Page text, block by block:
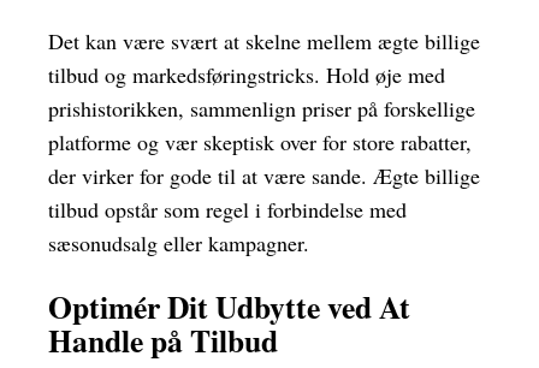
Det kan være svært at skelne mellem ægte billige
tilbud og markedsføringstricks. Hold øje med
prishistorikken, sammenlign priser på forskellige
platforme og vær skeptisk over for store rabatter,
der virker for gode til at være sande. Ægte billige
tilbud opstår som regel i forbindelse med
sæsonudsalg eller kampagner.
Optimér Dit Udbytte ved At
Handle på Tilbud